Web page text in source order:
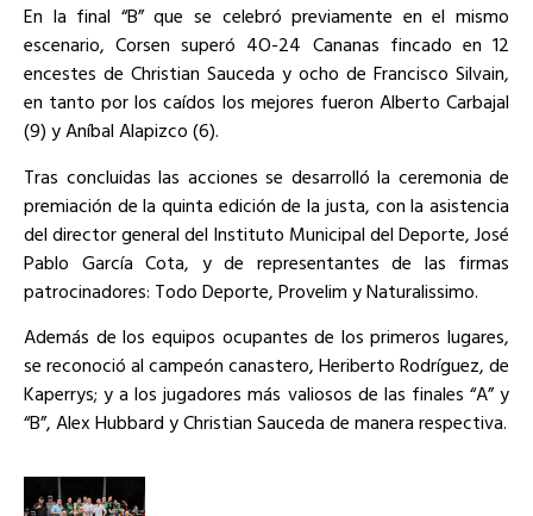
En la final “B” que se celebró previamente en el mismo
escenario, Corsen superó 4O-24 Cananas fincado en 12
encestes de Christian Sauceda y ocho de Francisco Silvain,
en tanto por los caídos los mejores fueron Alberto Carbajal
(9) y Aníbal Alapizco (6).
Tras concluidas las acciones se desarrolló la ceremonia de
premiación de la quinta edición de la justa, con la asistencia
del director general del Instituto Municipal del Deporte, José
Pablo García Cota, y de representantes de las firmas
patrocinadores: Todo Deporte, Provelim y Naturalissimo.
Además de los equipos ocupantes de los primeros lugares,
se reconoció al campeón canastero, Heriberto Rodríguez, de
Kaperrys; y a los jugadores más valiosos de las finales “A” y
“B”, Alex Hubbard y Christian Sauceda de manera respectiva.